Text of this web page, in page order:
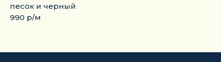
песок и черный
990 р/м